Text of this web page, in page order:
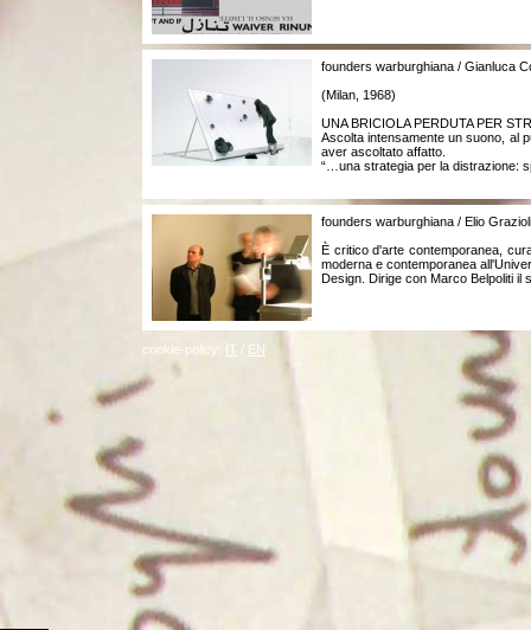
founders warburghiana / Gianluca
(Milan, 1968)
UNA BRICIOLA PERDUTA PER
Ascolta intensamente un suono, al
aver ascoltato affatto.
“…una strategia per la distrazione:
founders warburghiana / Elio Grazioli
È critico d'arte contemporanea,
moderna e contemporanea
Design. Dirige con Marco Belpoliti il
cookie-policy: IT / EN